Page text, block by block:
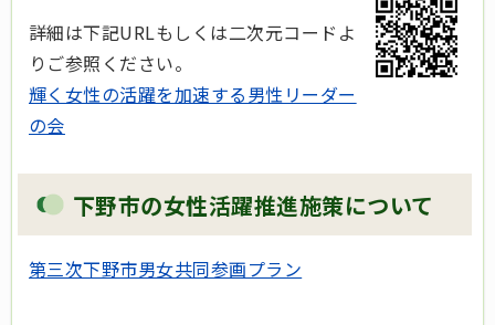
詳細は下記URLもしくは二次元コードよ
りご参照ください。
輝く女性の活躍を加速する男性リーダー
の会
下野市の女性活躍推進施策について
第三次下野市男女共同参画プラン